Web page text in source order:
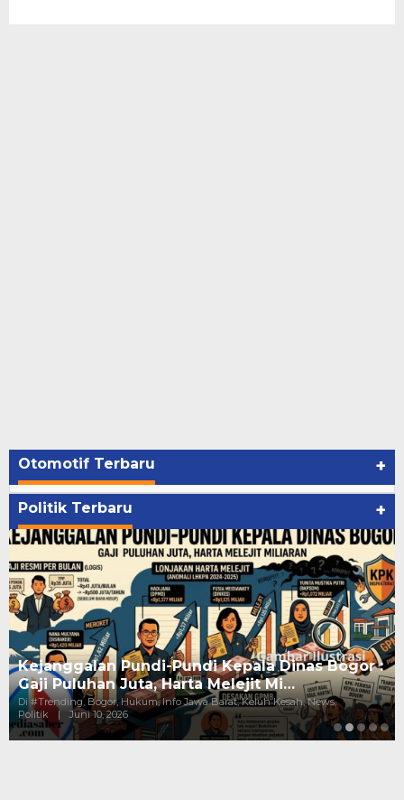
Otomotif Terbaru +
Politik Terbaru +
Kejanggalan Pundi-Pundi Kepala Dinas Bogor :
Gaji Puluhan Juta, Harta Melejit Mi…
Di #Trending, Bogor, Hukum, Info Jawa Barat, Keluh Kesah, News,
Politik
| Juni 10, 2026